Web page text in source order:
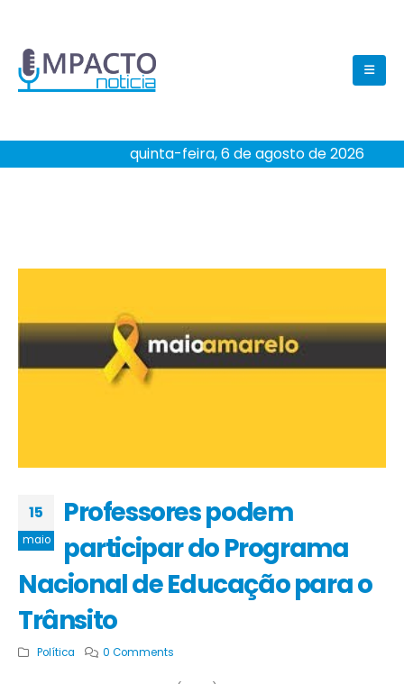
quinta-feira, 6 de agosto de 2026
15
maio
Professores podem
participar do Programa
Nacional de Educação para o
Trânsito
Política 0 Comments